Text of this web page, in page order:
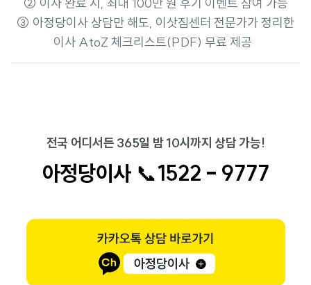
③ 아정당이사 상담만 해도, 이삿짐센터 전문가가 정리한
이사 AtoZ 체크리스트(PDF) 무료 제공
전국 어디서든 365일 밤 10시까지 상담 가능!
아정당이사 📞1522 - 9777